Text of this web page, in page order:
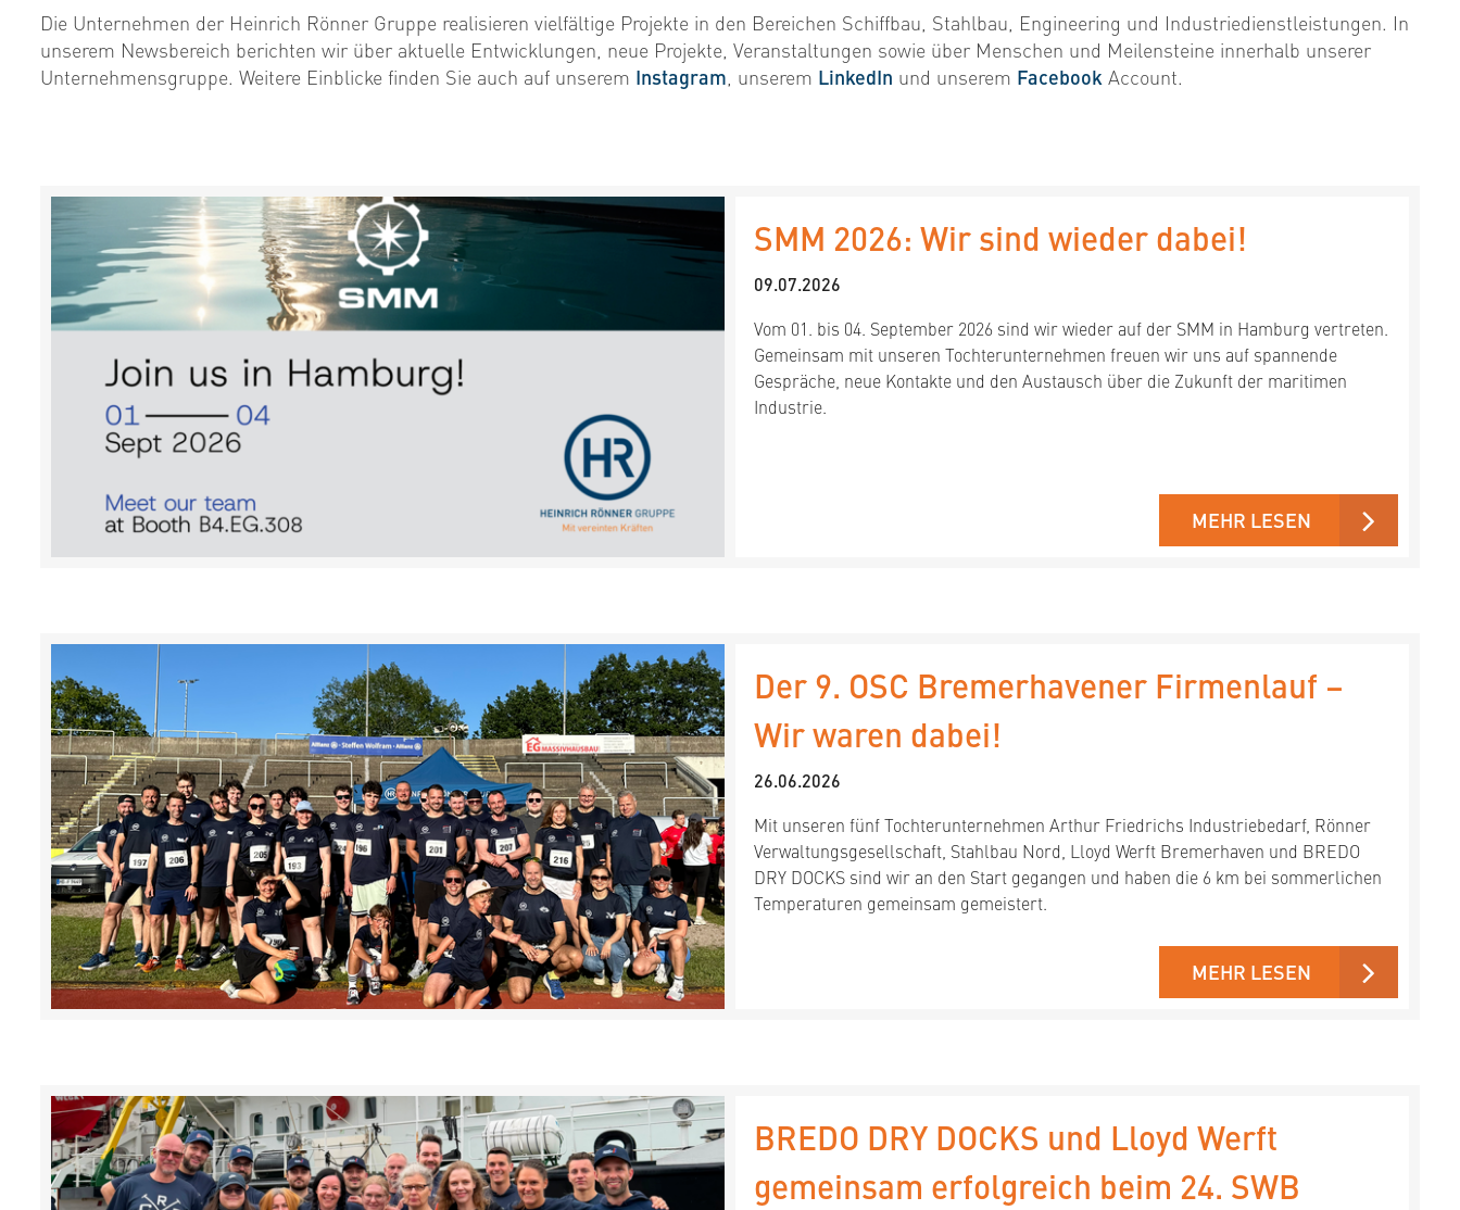
Die Unternehmen der Heinrich Rönner Gruppe realisieren vielfältige Projekte in den Bereichen Schiffbau, Stahlbau, Engineering und Industriedienstleistungen. In
unserem Newsbereich berichten wir über aktuelle Entwicklungen, neue Projekte, Veranstaltungen sowie über Menschen und Meilensteine innerhalb unserer
Unternehmensgruppe. Weitere Einblicke finden Sie auch auf unserem Instagram, unserem LinkedIn und unserem Facebook Account.
SMM 2026: Wir sind wieder dabei!
09.07.2026
Vom 01. bis 04. September 2026 sind wir wieder auf der SMM in Hamburg vertreten.
Gemeinsam mit unseren Tochterunternehmen freuen wir uns auf spannende
Gespräche, neue Kontakte und den Austausch über die Zukunft der maritimen
Industrie.
MEHR LESEN
Der 9. OSC Bremerhavener Firmenlauf –
Wir waren dabei!
26.06.2026
Mit unseren fünf Tochterunternehmen Arthur Friedrichs Industriebedarf, Rönner
Verwaltungsgesellschaft, Stahlbau Nord, Lloyd Werft Bremerhaven und BREDO
DRY DOCKS sind wir an den Start gegangen und haben die 6 km bei sommerlichen
Temperaturen gemeinsam gemeistert.
MEHR LESEN
BREDO DRY DOCKS und Lloyd Werft
gemeinsam erfolgreich beim 24. SWB